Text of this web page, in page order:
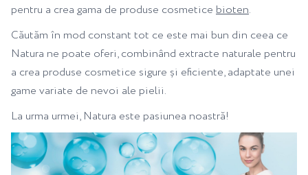
pentru a crea gama de produse cosmetice bioten.
Căutăm în mod constant tot ce este mai bun din ceea ce
Natura ne poate oferi, combinând extracte naturale pentru
a crea produse cosmetice sigure și eficiente, adaptate unei
game variate de nevoi ale pielii.
La urma urmei, Natura este pasiunea noastră!